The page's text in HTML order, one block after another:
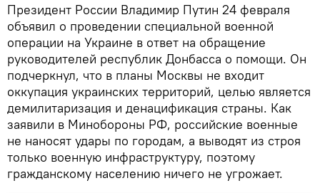
Президент России Владимир Путин 24 февраля
объявил о проведении специальной военной
операции на Украине в ответ на обращение
руководителей республик Донбасса о помощи. Он
подчеркнул, что в планы Москвы не входит
оккупация украинских территорий, целью является
демилитаризация и денацификация страны. Как
заявили в Минобороны РФ, российские военные
не наносят удары по городам, а выводят из строя
только военную инфраструктуру, поэтому
гражданскому населению ничего не угрожает.